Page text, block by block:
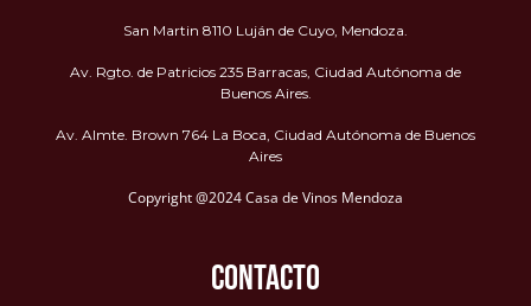
San Martin 8110 Luján de Cuyo, Mendoza.
Av. Rgto. de Patricios 235 Barracas, Ciudad Autónoma de
Buenos Aires.
Av. Almte. Brown 764 La Boca, Ciudad Autónoma de Buenos
Aires
Copyright @2024 Casa de Vinos Mendoza
CONTACTO